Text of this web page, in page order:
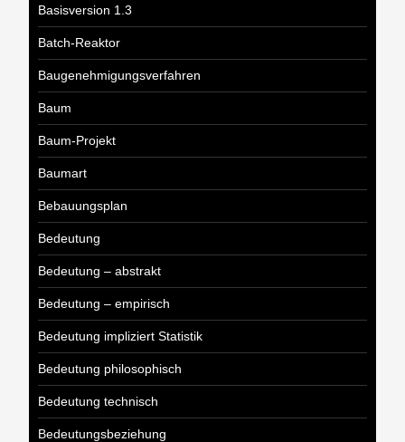
Basisversion 1.3
Batch-Reaktor
Baugenehmigungsverfahren
Baum
Baum-Projekt
Baumart
Bebauungsplan
Bedeutung
Bedeutung – abstrakt
Bedeutung – empirisch
Bedeutung impliziert Statistik
Bedeutung philosophisch
Bedeutung technisch
Bedeutungsbeziehung